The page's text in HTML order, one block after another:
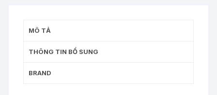
Dù
Nắng
Tại
MÔ TẢ
THÔNG TIN BỔ SUNG
BRAND